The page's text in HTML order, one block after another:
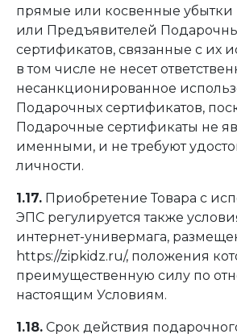
прямые или косвенные убытки
или Предъявителей
сертификатов, связанные с их
в том числе не несет
несанкционированное
Подарочных сертификатов,
Подарочные сертификаты не
именными, и не требуют
личности.
1.17. Приобретение Товара с
ЭПС регулируется также
интернет-универмага,
https://zipkidz.ru/, положения
преимущественную силу по
настоящим Условиям.
1.18. Срок действия